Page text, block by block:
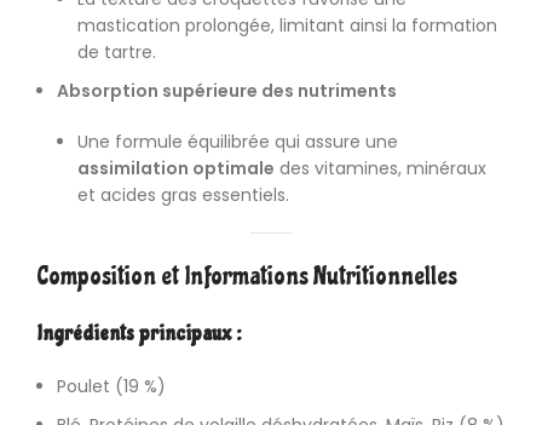
mastication prolongée, limitant ainsi la formation
de tartre.
Absorption supérieure des nutriments
Une formule équilibrée qui assure une
assimilation optimale des vitamines, minéraux
et acides gras essentiels.
Composition et Informations Nutritionnelles
Ingrédients principaux :
Poulet (19 %)